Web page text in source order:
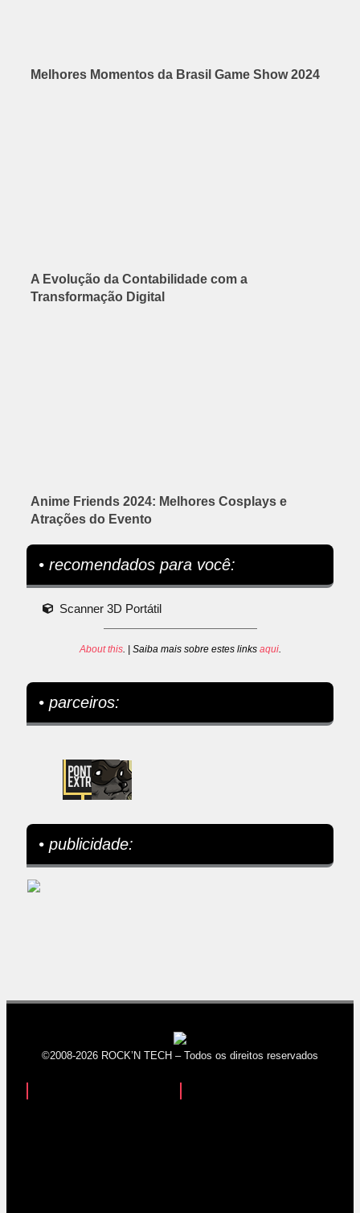
Melhores Momentos da Brasil Game Show 2024
A Evolução da Contabilidade com a
Transformação Digital
Anime Friends 2024: Melhores Cosplays e
Atrações do Evento
• recomendados para você:
Scanner 3D Portátil
About this. | Saiba mais sobre estes links aqui.
• parceiros:
• publicidade:
©2008-2026 ROCK’N TECH – Todos os direitos reservados